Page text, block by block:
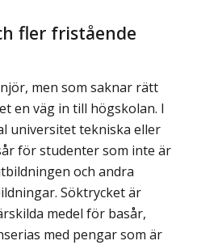
fler fristående
men som saknar rätt
en väg in till högskolan. I
universitet tekniska eller
för studenter som inte är
och andra
Söktrycket är
medel för basår,
med pengar som är